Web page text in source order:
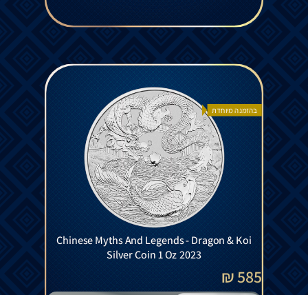
בהזמנה מיוחדת
Chinese Myths And Legends - Dragon & Koi
Silver Coin 1 Oz 2023
585 ₪